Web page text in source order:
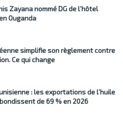
Zayana nommé DG de l’hôtel
Ouganda
simplifie son règlement contre
Ce qui change
: les exportations de l’huile
de 69 % en 2026